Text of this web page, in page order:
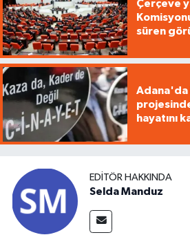
Çerçeve
süren
Adana'da
hayatını
EDITÖR HAKKINDA
Selda Manduz